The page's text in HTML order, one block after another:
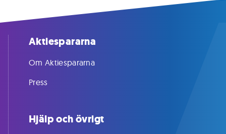
Aktiespararna
Om Aktiespararna
Press
Hjälp och övrigt